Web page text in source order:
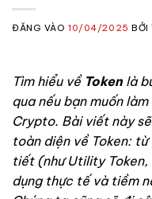
ĐĂNG VÀO10/04/2025 BỞI
Tìm hiểu về Tokenlà
qua nếu bạn muốn
Crypto. Bài viết này
toàn diện về Token:
tiết (như Utility Token,
dụng thực tế và tiềm